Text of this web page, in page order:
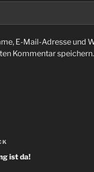
E-Mail-Adresse und
Kommentar speichern.
ist da!